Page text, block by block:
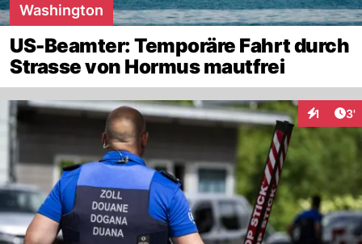
Washington
US-Beamter: Temporäre Fahrt durch
Strasse von Hormus mautfrei
1 3'